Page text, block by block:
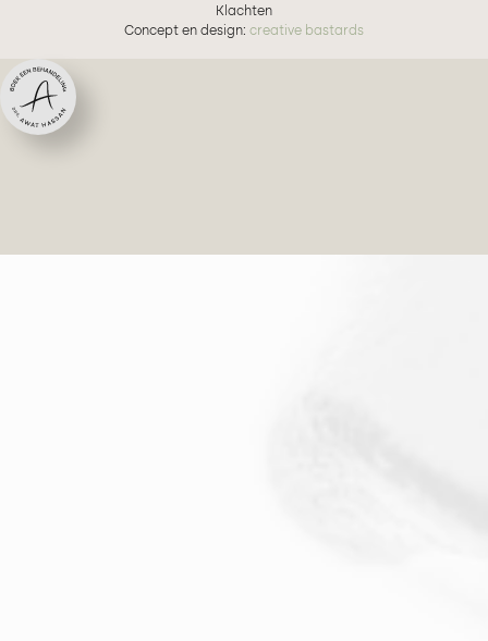
Klachten
Concept en design: creative bastards